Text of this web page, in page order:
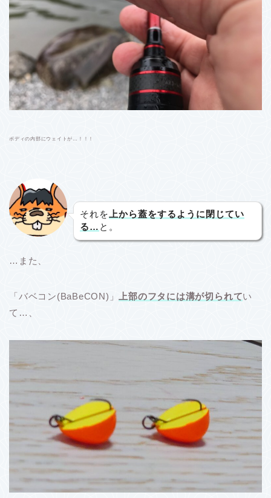
ボディの内部にウェイトが…！！！
それを上から蓋をするように閉じてい
る… と。
…また、
「バベコン(BaBeCON)」上部のフタには溝が切られてい
て…、